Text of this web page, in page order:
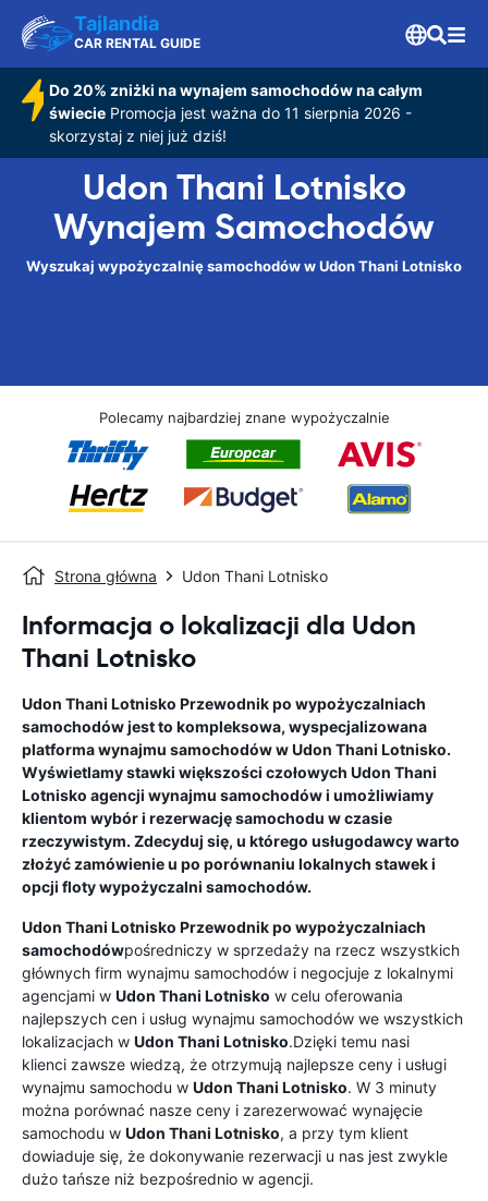
Tajlandia
CAR RENTAL GUIDE
Do 20% zniżki na wynajem samochodów na całym
świeciePromocja jest ważna do 11 sierpnia 2026 -
skorzystaj z niej już dziś!
Udon Thani Lotnisko
Wynajem Samochodów
Wyszukaj wypożyczalnię samochodów w Udon Thani Lotnisko
Polecamy najbardziej znane wypożyczalnie
Strona główna Udon Thani Lotnisko
Informacja o lokalizacji dla Udon
Thani Lotnisko
Udon Thani Lotnisko Przewodnik po wypożyczalniach
samochodówjest to kompleksowa, wyspecjalizowana
platforma wynajmu samochodów wUdon Thani Lotnisko.
Wyświetlamy stawki większości czołowych Udon Thani
Lotnisko agencji wynajmu samochodów i umożliwiamy
klientom wybór i rezerwację samochodu w czasie
rzeczywistym. Zdecyduj się, u którego usługodawcy warto
złożyć zamówienie u po porównaniu lokalnych stawek i
opcji floty wypożyczalni samochodów.
Udon Thani Lotnisko Przewodnik po wypożyczalniach
samochodówpośredniczy w sprzedaży na rzecz wszystkich
głównych firm wynajmu samochodów i negocjuje z lokalnymi
agencjami w Udon Thani Lotnisko w celu oferowania
najlepszych cen i usług wynajmu samochodów we wszystkich
lokalizacjach w Udon Thani Lotnisko.Dzięki temu nasi
klienci zawsze wiedzą, że otrzymują najlepsze ceny i usługi
wynajmu samochodu w Udon Thani Lotnisko. W 3 minuty
można porównać nasze ceny i zarezerwować wynajęcie
samochodu w Udon Thani Lotnisko, a przy tym klient
dowiaduje się, że dokonywanie rezerwacji u nas jest zwykle
dużo tańsze niż bezpośrednio w agencji.